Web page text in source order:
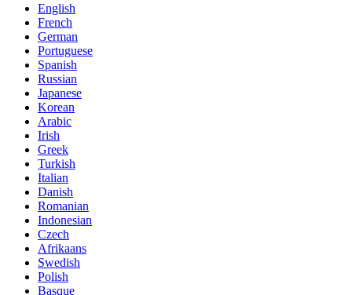
English
French
German
Portuguese
Spanish
Russian
Japanese
Korean
Arabic
Irish
Greek
Turkish
Italian
Danish
Romanian
Indonesian
Czech
Afrikaans
Swedish
Polish
Basque